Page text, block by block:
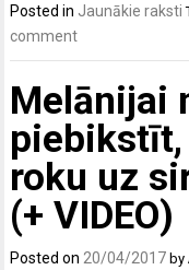
Posted in Jaunākie raksti
comment
Melānijai
roku uz
(+ VIDEO)
Posted on 20/04/2017 by